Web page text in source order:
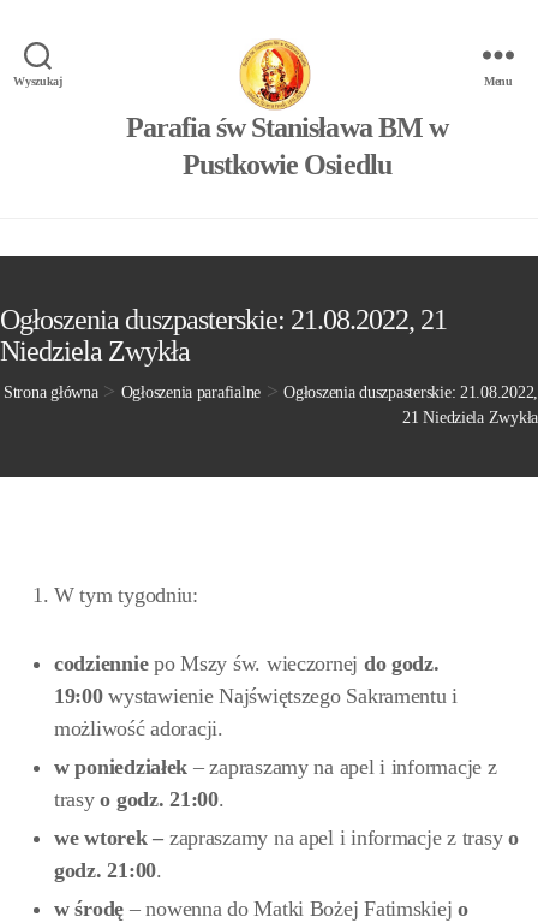
Wyszukaj
Parafia św Stanisława BM w
Pustkowie Osiedlu
Menu
Ogłoszenia duszpasterskie: 21.08.2022, 21
Niedziela Zwykła
Strona główna> Ogłoszenia parafialne >Ogłoszenia duszpasterskie: 21.08.2022,
21 Niedziela Zwykła
W tym tygodniu:
codzienniepo Mszy św. wieczornej do godz.
19:00wystawienie Najświętszego Sakramentu i
możliwość adoracji.
w poniedziałek – zapraszamy na apel i informacje z
trasyo godz. 21:00.
we wtorek – zapraszamy na apel i informacje z trasy o
godz. 21:00.
w środę – nowenna do Matki Bożej Fatimskiejo